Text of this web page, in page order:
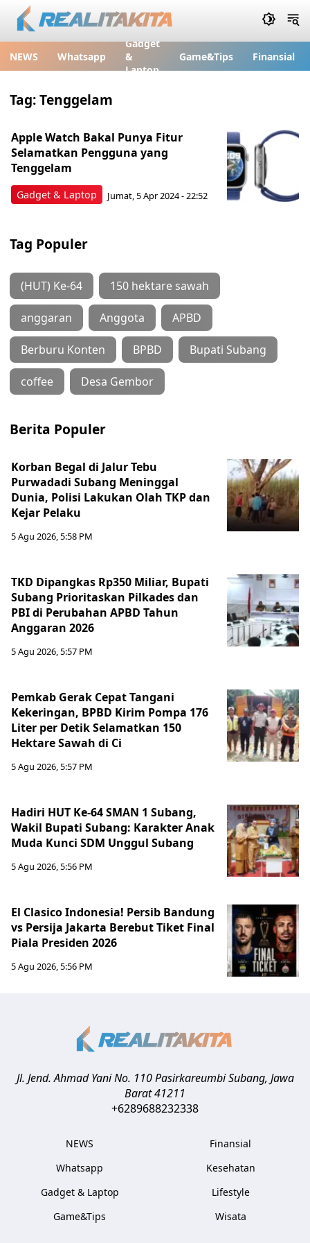
NEWS Whatsapp
Gadget
&
Laptop
Game&Tips Finansial
Tag:Tenggelam
Gadget & Laptop
Apple Watch Bakal Punya Fitur
Selamatkan Pengguna yang
Tenggelam
Jumat, 5 Apr 2024 - 22:52
Tag Populer
(HUT) Ke-64 150 hektare sawah
anggaran Anggota APBD
Berburu Konten BPBD Bupati Subang
coffee Desa Gembor
Berita Populer
Korban Begal di Jalur Tebu
Purwadadi Subang Meninggal
Dunia, Polisi Lakukan Olah TKP dan
Kejar Pelaku
5 Agu 2026, 5:58 PM
TKD Dipangkas Rp350 Miliar, Bupati
Subang Prioritaskan Pilkades dan
PBI di Perubahan APBD Tahun
Anggaran 2026
5 Agu 2026, 5:57 PM
Pemkab Gerak Cepat Tangani
Kekeringan, BPBD Kirim Pompa 176
Liter per Detik Selamatkan 150
Hektare Sawah di Ci
5 Agu 2026, 5:57 PM
Hadiri HUT Ke-64 SMAN 1 Subang,
Wakil Bupati Subang: Karakter Anak
Muda Kunci SDM Unggul Subang
5 Agu 2026, 5:56 PM
El Clasico Indonesia! Persib Bandung
vs Persija Jakarta Berebut Tiket Final
Piala Presiden 2026
5 Agu 2026, 5:56 PM
Jl. Jend. Ahmad Yani No. 110 Pasirkareumbi Subang, Jawa
Barat41211
+6289688232338
NEWS
Whatsapp
Gadget & Laptop
Game&Tips
Finansial
Kesehatan
Lifestyle
Wisata